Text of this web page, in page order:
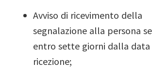
Avviso di ricevimento della
segnalazione alla persona
entro sette giorni dalla data
ricezione;